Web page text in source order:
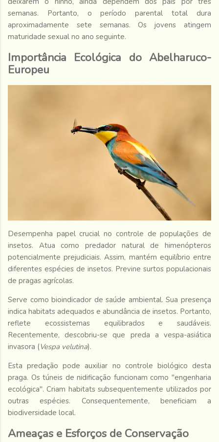
semanas. Portanto, o período parental total dura
aproximadamente sete semanas. Os jovens atingem
maturidade sexual no ano seguinte.
Importância Ecológica do Abelharuco-
Europeu
Desempenha papel crucial no controle de populações de
insetos. Atua como predador natural de himenópteros
potencialmente prejudiciais. Assim, mantém equilíbrio entre
diferentes espécies de insetos. Previne surtos populacionais
de pragas agrícolas.
Serve como bioindicador de saúde ambiental. Sua presença
indica habitats adequados e abundância de insetos. Portanto,
reflete ecossistemas equilibrados e saudáveis.
Recentemente, descobriu-se que preda a vespa-asiática
invasora (Vespa velutina).
Esta predação pode auxiliar no controle biológico desta
praga. Os túneis de nidificação funcionam como "engenharia
ecológica". Criam habitats subsequentemente utilizados por
outras espécies. Consequentemente, beneficiam a
biodiversidade local.
Ameaças e Esforços de Conservação